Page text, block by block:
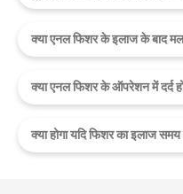
क्या एनल फिशर के इलाज के बाद
क्या एनल फिशर के ऑपरेशन में दर्द
क्या होगा यदि फिशर का इलाज समय